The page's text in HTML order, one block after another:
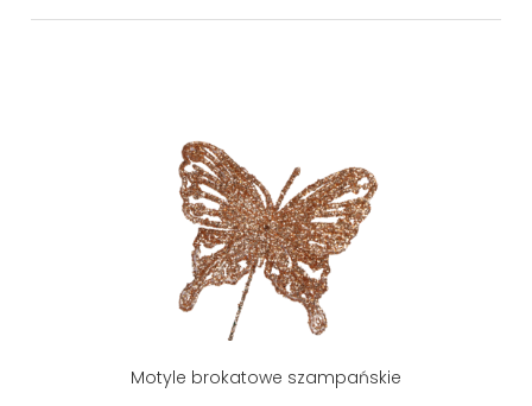
Motyle brokatowe szampańskie